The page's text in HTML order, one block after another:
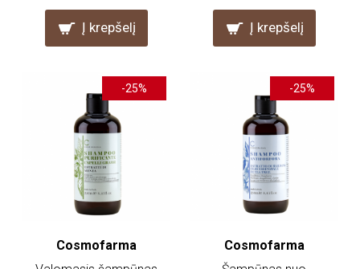
Į krepšelį Į krepšelį
-25%
Cosmofarma
-25%
Cosmofarma